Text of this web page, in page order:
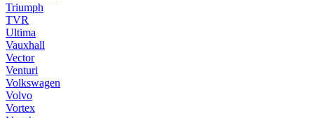
Triumph
TVR
Ultima
Vauxhall
Vector
Venturi
Volkswagen
Volvo
Vortex